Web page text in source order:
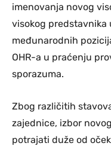
imenovanja novog
visokog predstavnika
međunarodnih
OHR-a u praćenju
sporazuma.
Zbog različitih
zajednice, izbor
potrajati duže od